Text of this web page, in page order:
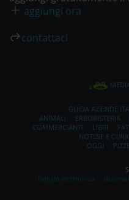
aggiungi ora
contattaci
GUIDA AZIENDE
ANIMALI
ERBORISTERIA
COMMERCIANTI
LIBRI
NOTIZIE E
OGGI
fattura elettronica